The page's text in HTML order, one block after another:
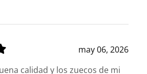
may 06, 2026
calidad y los zuecos de mi